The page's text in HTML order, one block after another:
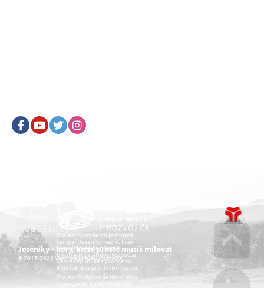
FacebookYoutubeTwitter
Jeseníky - hory, které prostě musíš milovat
© 2017-2026 Všechna práva vyhrazena.
Projekt Komplexní jednotná
kampaň Jeseníky napříč kraji
je realizován za přispění
prostředků státního rozpočtu
České republiky z programu
Ministerstva pro místní rozvoj.
Projekt Podpora destinačního
managementu TO Jeseníky- Go